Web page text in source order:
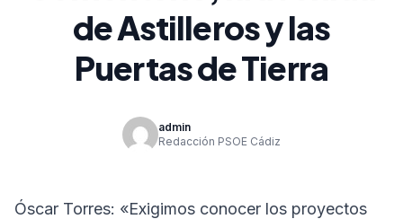
de Astilleros y las
Puertas de Tierra
admin
Redacción PSOE Cádiz
Óscar Torres: «Exigimos conocer los proyectos